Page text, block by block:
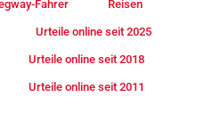
Fahrer Reisen
Urteile online seit 2025
Urteile online seit 2018
Urteile online seit 2011